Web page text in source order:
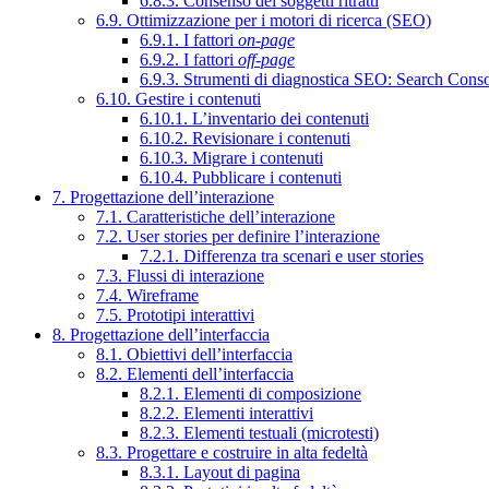
6.9. Ottimizzazione per i motori di ricerca (SEO)
6.9.1. I fattori on-page
6.9.2. I fattori off-page
6.9.3. Strumenti di diagnostica SEO: Search
6.10. Gestire i contenuti
6.10.1. L’inventario dei contenuti
6.10.2. Revisionare i contenuti
6.10.3. Migrare i contenuti
6.10.4. Pubblicare i contenuti
7. Progettazione dell’interazione
7.1. Caratteristiche dell’interazione
7.2. User stories per definire l’interazione
7.2.1. Differenza tra scenari e user stories
7.3. Flussi di interazione
7.4. Wireframe
7.5. Prototipi interattivi
8. Progettazione dell’interfaccia
8.1. Obiettivi dell’interfaccia
8.2. Elementi dell’interfaccia
8.2.1. Elementi di composizione
8.2.2. Elementi interattivi
8.2.3. Elementi testuali (microtesti)
8.3. Progettare e costruire in alta fedeltà
8.3.1. Layout di pagina